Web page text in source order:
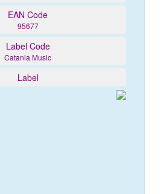
EAN Code
95677
Label Code
Catania Music
Label